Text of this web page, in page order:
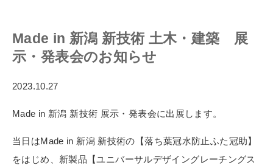
Made in 新潟 新技術 土木・建築 展
示・発表会のお知らせ
2023.10.27
Made in 新潟 新技術 展示・発表会に出展します。
当日はMade in 新潟 新技術の【落ち葉冠水防止ふた冠助】
をはじめ、新製品【ユニバーサルデザイングレーチングス